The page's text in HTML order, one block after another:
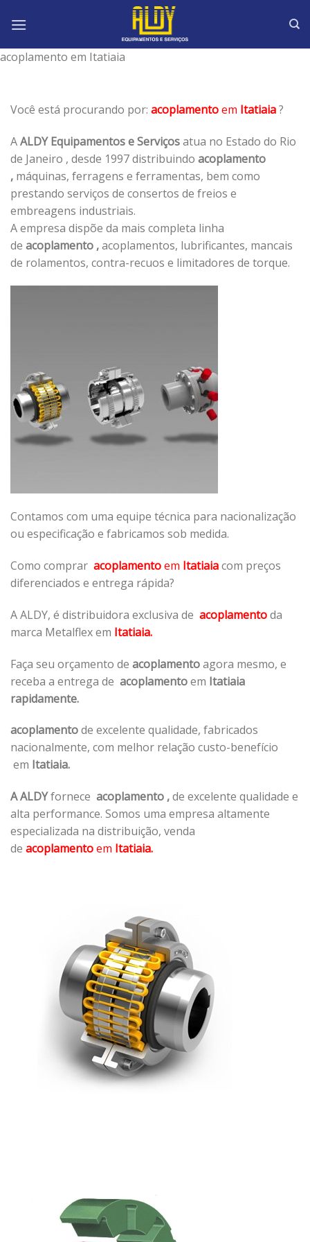
acoplamento em Itatiaia
Você está procurando por: acoplamentoem Itatiaia?
AALDY Equipamentos e Serviçosatua no Estado do Rio
de Janeiro , desde 1997 distribuindo acoplamento
, máquinas, ferragens e ferramentas, bem como
prestando serviços de consertos de freios e
embreagens industriais.
A empresa dispõe da mais completa linha
de acoplamento ,acoplamentos, lubrificantes, mancais
de rolamentos, contra-recuos e limitadores de torque.
Contamos com uma equipe técnica para nacionalização
ou especificação e fabricamos sob medida.
Como comprar acoplamentoem Itatiaiacom preços
diferenciados e entrega rápida?
A ALDY, é distribuidora exclusiva de acoplamentoda
marca Metalflex em Itatiaia.
Faça seu orçamento de acoplamentoagora mesmo, e
receba a entrega de acoplamentoem Itatiaia
rapidamente.
acoplamentode excelente qualidade, fabricados
nacionalmente, com melhor relação custo-benefício
em Itatiaia.
A ALDYfornece acoplamento ,de excelente qualidade e
alta performance. Somos uma empresa altamente
especializada na distribuição, venda
de acoplamentoem Itatiaia.